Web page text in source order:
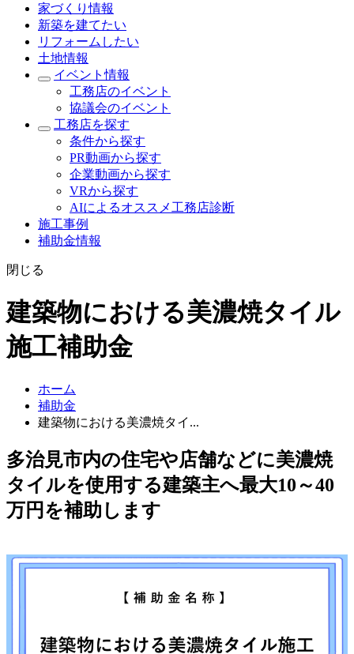
家づくり情報
新築を建てたい
リフォームしたい
土地情報
イベント情報
工務店のイベント
協議会のイベント
工務店を探す
条件から探す
PR動画から探す
企業動画から探す
VRから探す
AIによるオススメ工務店診断
施工事例
補助金情報
閉じる
建築物における美濃焼タイル
施工補助金
ホーム
補助金
建築物における美濃焼タイ...
多治見市内の住宅や店舗などに美濃焼
タイルを使用する建築主へ最大10～40
万円を補助します